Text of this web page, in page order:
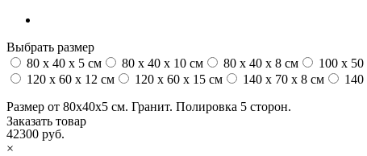
Выбрать размер
80 x 40 x 5 см
80 x 40 x 10 см 80 x 40 x 8 см 100 x
120 x 60 x 12 см
120 x 60 x 15 см 140 x 70 x 8 см
Размер от 80х40х5 см. Гранит. Полировка 5 сторон.
42300 руб.
Заказать товар
×